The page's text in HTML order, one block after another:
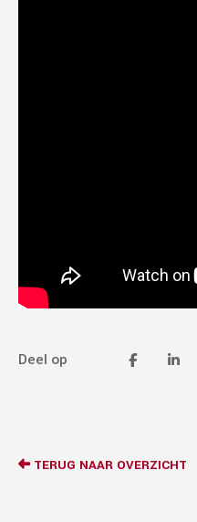
Deel op
TERUG NAAR OVERZICHT